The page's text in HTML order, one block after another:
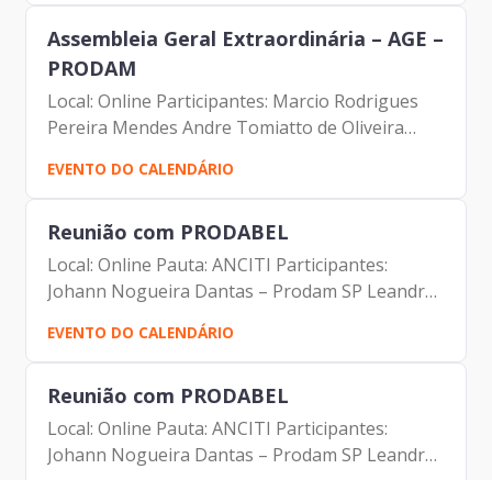
Soares
Assembleia Geral Extraordinária – AGE –
PRODAM
Local: Online Participantes: Marcio Rodrigues
Pereira Mendes Andre Tomiatto de Oliveira
Johann Nogueira Dantas Renato Pincovai Cintia
Clemetino Luiz Paulo Zerbini Pereira Renata
Soares
EVENTO DO CALENDÁRIO
Reunião com PRODABEL
Local: Online Pauta: ANCITI Participantes:
Johann Nogueira Dantas – Prodam SP Leandro
Moreira Garcia _ Prodabel Thiago Rangel –
Prodabel Samuel Araujo – Salvador Leonardo
Augusto Roscoe Da Roch –...
EVENTO DO CALENDÁRIO
Reunião com PRODABEL
Local: Online Pauta: ANCITI Participantes:
Johann Nogueira Dantas – Prodam SP Leandro